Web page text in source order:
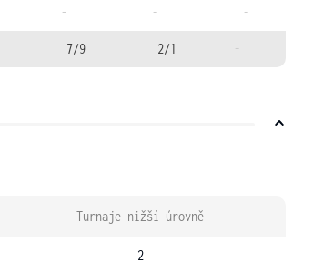
- - -
7/9 2/1 -
Turnaje nižší úrovně
2